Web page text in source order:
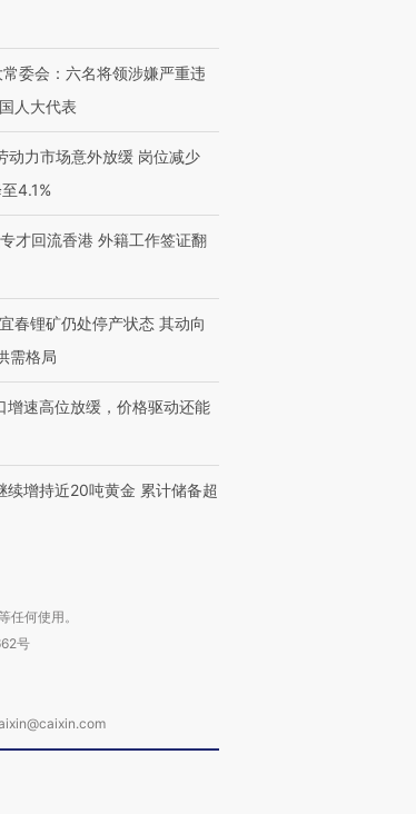
委会：六名将领涉嫌严重违
人大代表
动力市场意外放缓 岗位减少
4.1%
才回流香港 外籍工作签证翻
春锂矿仍处停产状态 其动向
需格局
增速高位放缓，价格驱动还能
续增持近20吨黄金 累计储备超
何使用。
号